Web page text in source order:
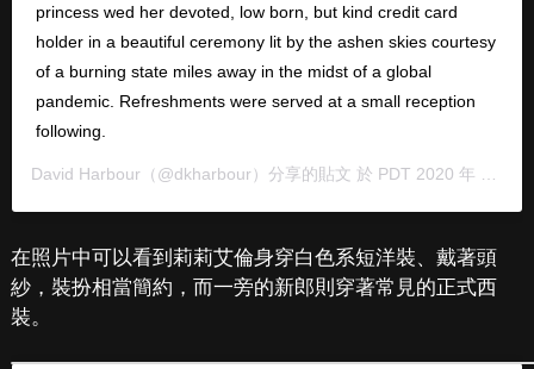
princess wed her devoted, low born, but kind credit card
holder in a beautiful ceremony lit by the ashen skies courtesy
of a burning state miles away in the midst of a global
pandemic. Refreshments were served at a small reception
following.
David Harbour （@dkharbour）分享的貼文 於 PDT 2020 年 9月 月 9 日 上午 10:39
在照片中可以看到莉莉艾倫身穿白色系短洋裝、戴著頭
紗，裝扮相當簡約，而一旁的新郎則穿著常見的正式西
裝。